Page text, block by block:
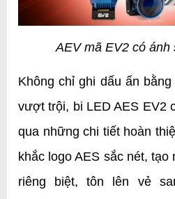
AEV mã EV2 có ánh
Không chỉ ghi dấu ấn
vượt trội, bi LED AES EV2
qua những chi tiết hoàn
khắc logo AES sắc nét, tạo
riêng biệt, tôn lên vẻ